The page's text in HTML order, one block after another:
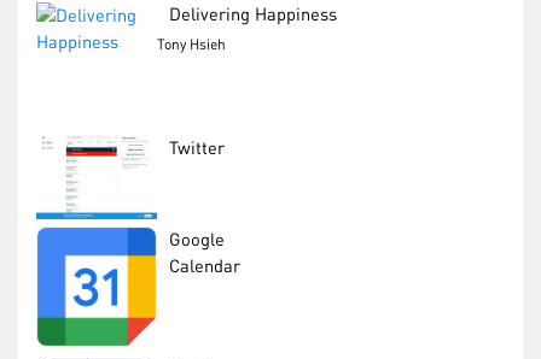
Delivering Happiness
Tony Hsieh
Twitter
Google
Calendar